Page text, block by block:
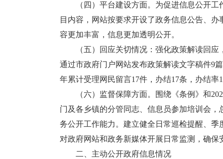
（四）平台建设方面。为促进信息公开工
目内容，网站按要求开设了政务信息公告、
容更加丰富，信息更加透明公开。
（五）回应关切情况：强化政策解读回应
通过市政府门户网站发布政策解读文字稿件9
年累计受理网民留言17件，办结17条，办结
（六）监督保障方面。围绕《条例》和
门及各乡镇的分管同志、信息员参加培训会
务公开工作能力。建立健全日常巡检提醒、
对政府网站和政务新媒体开展日常监测，确保
二、主动公开政府信息情况